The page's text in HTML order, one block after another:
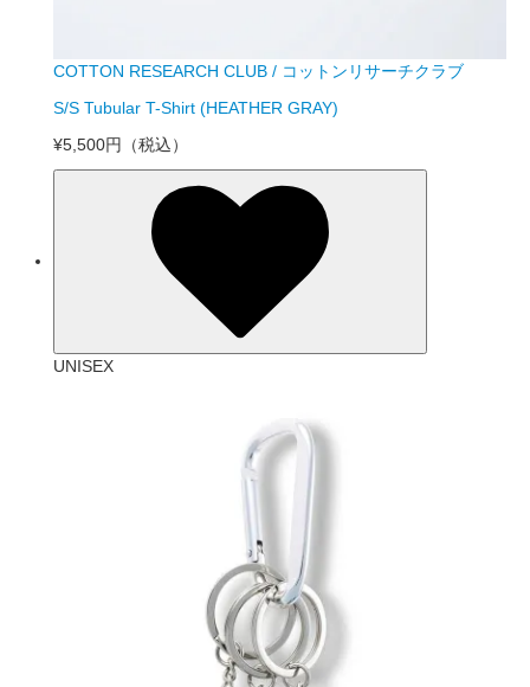
COTTON RESEARCH CLUB / コットンリサーチクラブ
S/S Tubular T-Shirt (HEATHER GRAY)
¥5,500円
（税込）
UNISEX